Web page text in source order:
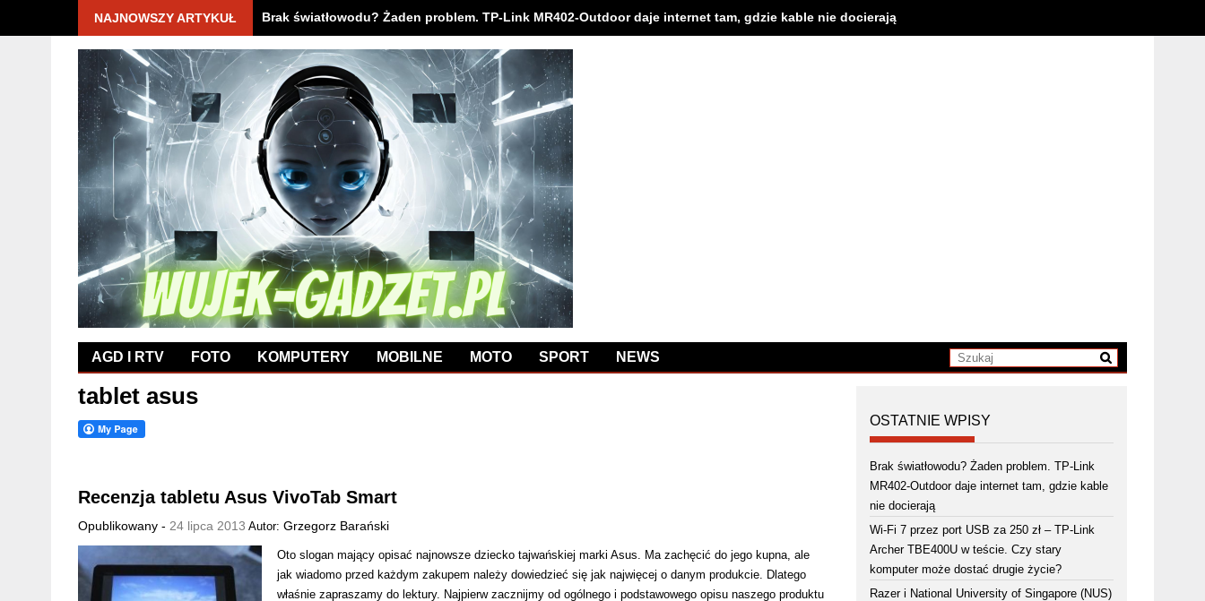
NAJNOWSZY ARTYKUŁ Brak światłowodu? Żaden problem. TP-Link MR402-Outdoor daje internet tam, gdzie kable nie docierają
AGD I RTV FOTO KOMPUTERY MOBILNE MOTO SPORT NEWS
tablet asus
Recenzja tabletu Asus VivoTab Smart
Opublikowany - 24 lipca 2013 Autor: Grzegorz Barański
Oto slogan mający opisać najnowsze dziecko tajwańskiej marki Asus. Ma zachęcić do jego kupna, ale
jak wiadomo przed każdym zakupem należy dowiedzieć się jak najwięcej o danym produkcie. Dlatego
właśnie zapraszamy do lektury. Najpierw zacznijmy od ogólnego i podstawowego opisu naszego produktu
OSTATNIE WPISY
Brak światłowodu? Żaden problem. TP-Link
MR402-Outdoor daje internet tam, gdzie kable
nie docierają
Wi-Fi 7 przez port USB za 250 zł – TP-Link
Archer TBE400U w teście. Czy stary
komputer może dostać drugie życie?
Razer i National University of Singapore (NUS)